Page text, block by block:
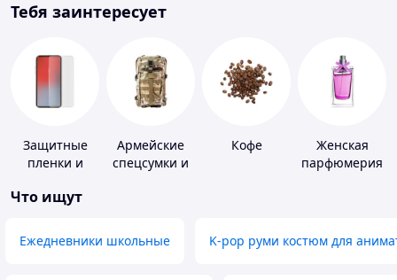
Тебя заинтересует
Защитные
пленки и
портативных
Армейские
спецсумки и
Кофе
Женская
парфюмерия
Что ищут
Ежедневники школьные K-pop руми костюм для